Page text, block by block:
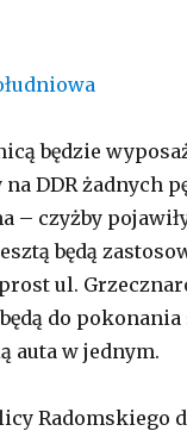
będzie
DDR żadnych
– czyżby
będą
ul.
do
auta w jednym.
Radomskiego